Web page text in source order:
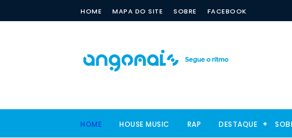
HOME MAPA DO SITE SOBRE FACEBOOK
HOME HOUSE MUSIC RAP DESTAQUE